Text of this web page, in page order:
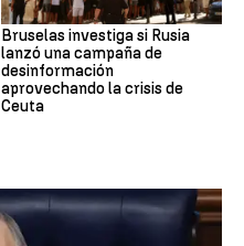
Bruselas investiga si Rusia
lanzó una campaña de
desinformación
aprovechando la crisis de
Ceuta